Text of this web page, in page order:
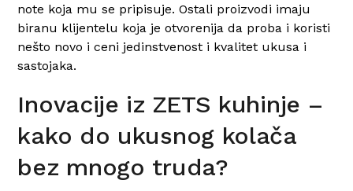
note koja mu se pripisuje. Ostali proizvodi imaju
biranu klijentelu koja je otvorenija da proba i koristi
nešto novo i ceni jedinstvenost i kvalitet ukusa i
sastojaka.
Inovacije iz ZETS kuhinje –
kako do ukusnog kolača
bez mnogo truda?